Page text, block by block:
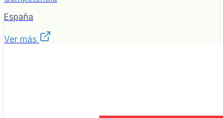
España
Ver más